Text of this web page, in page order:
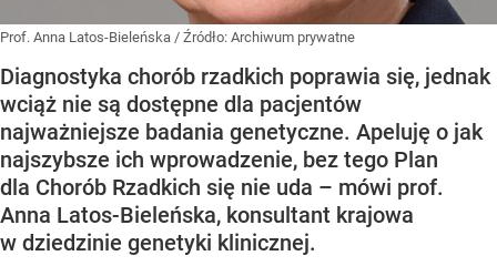
Prof. Anna Latos-Bieleńska / Źródło: Archiwum prywatne
Diagnostyka chorób rzadkich poprawia się, jednak
wciąż nie są dostępne dla pacjentów
najważniejsze badania genetyczne. Apeluję o jak
najszybsze ich wprowadzenie, bez tego Plan
dla Chorób Rzadkich się nie uda – mówi prof.
Anna Latos-Bieleńska, konsultant krajowa
w dziedzinie genetyki klinicznej.